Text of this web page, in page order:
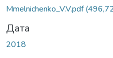
Mmelnichenko_V.V.pdf
Дата
2018